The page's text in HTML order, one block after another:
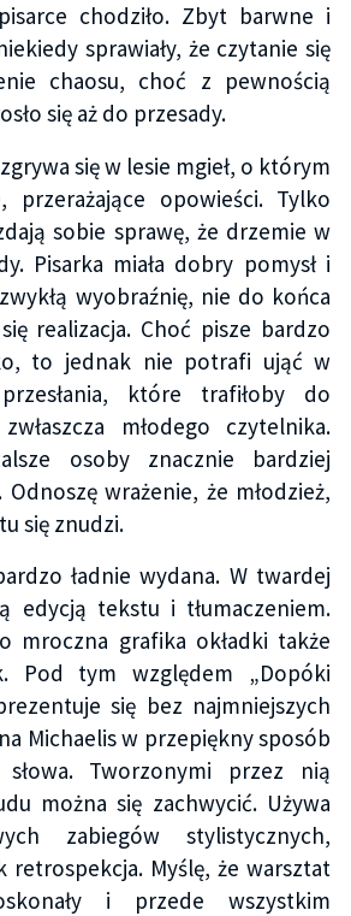
chodziło. Zbyt barwne i
sprawiały, że czytanie się
chaosu, choć z pewnością
się aż do przesady.
się w lesie mgieł, o którym
przerażające opowieści. Tylko
sobie sprawę, że drzemie w
Pisarka miała dobry pomysł i
wyobraźnię, nie do końca
realizacja. Choć pisze bardzo
to jednak nie potrafi ująć w
które trafiłoby do
młodego czytelnika.
osoby znacznie bardziej
Odnoszę wrażenie, że młodzież,
się znudzi.
ładnie wydana. W twardej
edycją tekstu i tłumaczeniem.
mroczna grafika okładki także
Pod tym względem „Dopóki
się bez najmniejszych
Michaelis w przepiękny sposób
Tworzonymi przez nią
można się zachwycić. Używa
zabiegów stylistycznych,
retrospekcja. Myślę, że warsztat
i przede wszystkim